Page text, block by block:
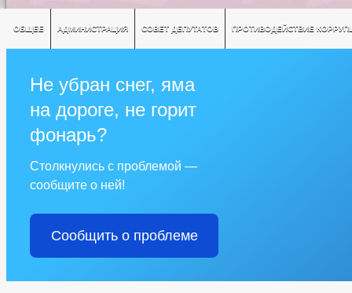
ОБЩЕЕ АДМИНИСТРАЦИЯ СОВЕТ ДЕПУТАТОВ ПРОТИВОДЕЙСТВИЕ
Не убран снег, яма
на дороге, не горит
фонарь?
Столкнулись с проблемой —
сообщите о ней!
Сообщить о проблеме